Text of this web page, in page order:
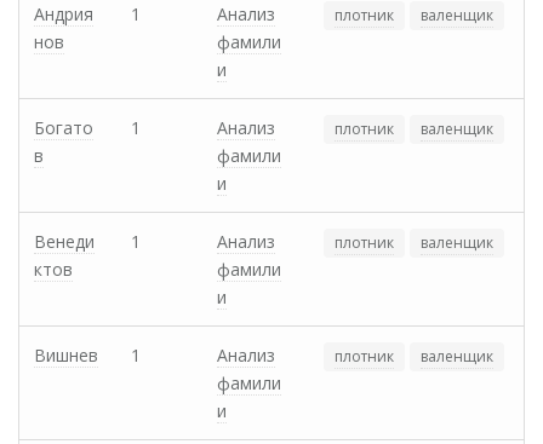
Андрия
нов
1
Анализ
фамили
и
плотник валенщик
Богато
в
1
Анализ
фамили
и
плотник валенщик
Венеди
ктов
1
Анализ
фамили
и
плотник валенщик
Вишнев 1
Анализ
фамили
и
плотник валенщик